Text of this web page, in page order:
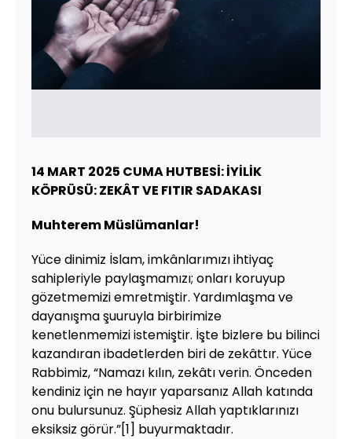
14 MART 2025 CUMA HUTBESİ: İYİLİK
KÖPRÜSÜ: ZEKÂT VE FITIR SADAKASI
Muhterem Müslümanlar!
Yüce dinimiz İslam, imkânlarımızı ihtiyaç
sahipleriyle paylaşmamızı; onları koruyup
gözetmemizi emretmiştir. Yardımlaşma ve
dayanışma şuuruyla birbirimize
kenetlenmemizi istemiştir. İşte bizlere bu bilinci
kazandıran ibadetlerden biri de zekâttır. Yüce
Rabbimiz, “Namazı kılın, zekâtı verin. Önceden
kendiniz için ne hayır yaparsanız Allah katında
onu bulursunuz. Şüphesiz Allah yaptıklarınızı
eksiksiz görür.”[1] buyurmaktadır.